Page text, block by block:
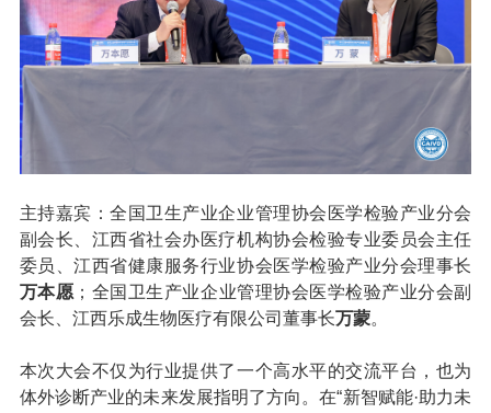
主持嘉宾：全国卫生产业企业管理协会医学检验产业分会
副会长、江西省社会办医疗机构协会检验专业委员会主任
委员、江西省健康服务行业协会医学检验产业分会理事长
万本愿 ；全国卫生产业企业管理协会医学检验产业分会副
会长、江西乐成生物医疗有限公司董事长万蒙。
本次大会不仅为行业提供了一个高水平的交流平台，也为
体外诊断产业的未来发展指明了方向。在“新智赋能·助力未